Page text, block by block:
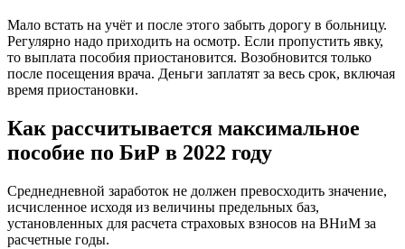
Мало встать на учёт и после этого забыть дорогу в больницу.
Регулярно надо приходить на осмотр. Если пропустить явку,
то выплата пособия приостановится. Возобновится только
после посещения врача. Деньги заплатят за весь срок, включая
время приостановки.
Как рассчитывается максимальное
пособие по БиР в 2022 году
Среднедневной заработок не должен превосходить значение,
исчисленное исходя из величины предельных баз,
установленных для расчета страховых взносов на ВНиМ за
расчетные годы.